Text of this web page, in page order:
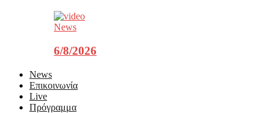
News
6/8/2026
News
Επικοινωνία
Live
Πρόγραμμα